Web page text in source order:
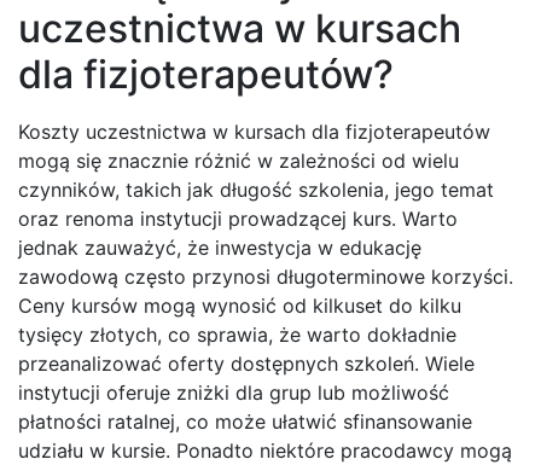
uczestnictwa w kursach
dla fizjoterapeutów?
Koszty uczestnictwa w kursach dla fizjoterapeutów
mogą się znacznie różnić w zależności od wielu
czynników, takich jak długość szkolenia, jego temat
oraz renoma instytucji prowadzącej kurs. Warto
jednak zauważyć, że inwestycja w edukację
zawodową często przynosi długoterminowe korzyści.
Ceny kursów mogą wynosić od kilkuset do kilku
tysięcy złotych, co sprawia, że warto dokładnie
przeanalizować oferty dostępnych szkoleń. Wiele
instytucji oferuje zniżki dla grup lub możliwość
płatności ratalnej, co może ułatwić sfinansowanie
udziału w kursie. Ponadto niektóre pracodawcy mogą